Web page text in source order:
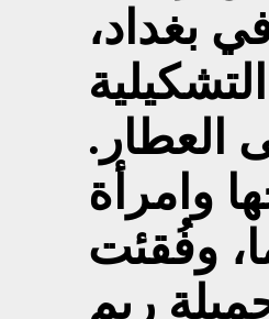
بغداد،
العطار.
وامرأة
وفُقئت